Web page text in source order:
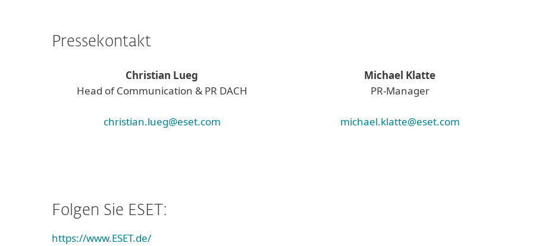
Pressekontakt
Christian Lueg
Head of Communication & PR DACH
christian.lueg@eset.com
Michael Klatte
PR-Manager
michael.klatte@eset.com
Folgen Sie ESET:
https://www.ESET.de/